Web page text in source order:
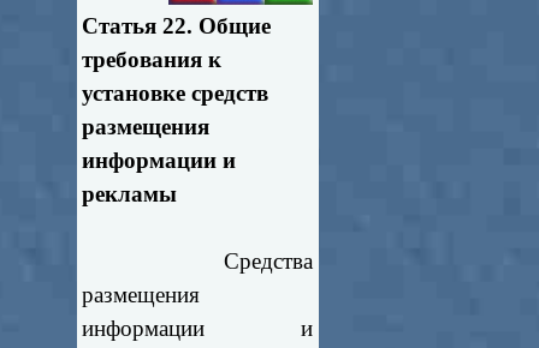
Статья 22. Общие
требования к
установке средств
размещения
информации и
рекламы
Средства
размещения
информации и